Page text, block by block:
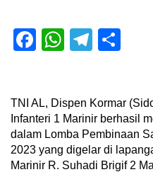
Facebook
TNI AL, Dispen Kormar
Infanteri 1 Marinir berhasil
dalam Lomba Pembinaan
2023 yang digelar di
Marinir R. Suhadi Brigif 2